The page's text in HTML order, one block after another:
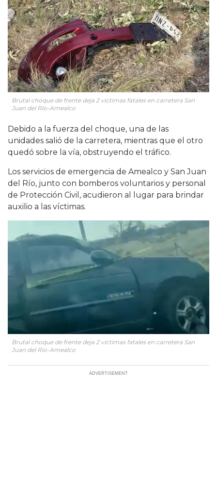
Brutal choque de frente deja 2 víctimas fatales en carretera San
Juan del Río-Amealco
Debido a la fuerza del choque, una de las
unidades salió de la carretera, mientras que el otro
quedó sobre la vía, obstruyendo el tráfico.
Los servicios de emergencia de Amealco y San Juan
del Río, junto con bomberos voluntarios y personal
de Protección Civil, acudieron al lugar para brindar
auxilio a las víctimas.
Brutal choque de frente deja 2 víctimas fatales en carretera San
Juan del Río-Amealco